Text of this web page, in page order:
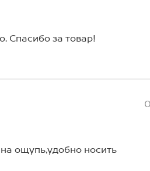
Спасибо за товар!
ощупь,удобно носить